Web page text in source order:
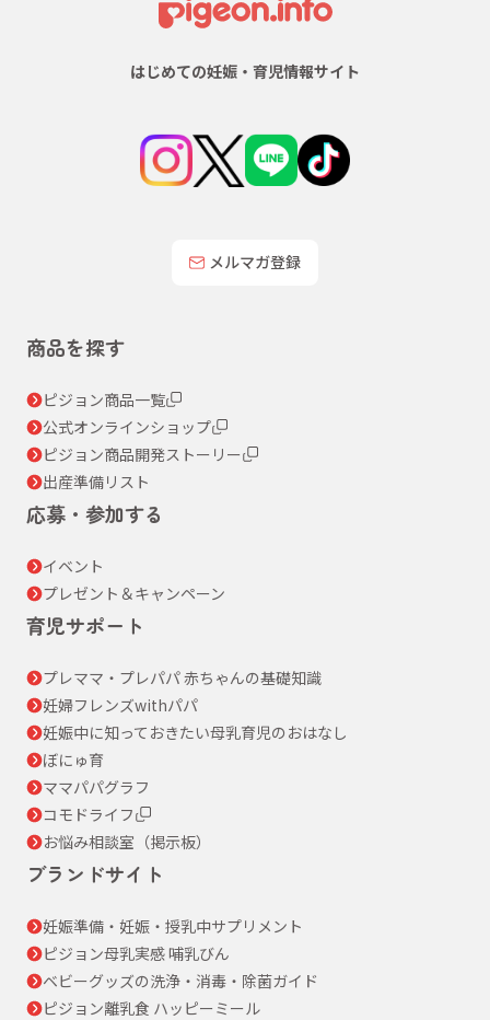
はじめての妊娠・育児情報サイト
メルマガ登録
商品を探す
ピジョン商品一覧
公式オンラインショップ
ピジョン商品開発ストーリー
出産準備リスト
応募・参加する
イベント
プレゼント＆キャンペーン
育児サポート
プレママ・プレパパ 赤ちゃんの基礎知識
妊婦フレンズwithパパ
妊娠中に知っておきたい母乳育児のおはなし
ぼにゅ育
ママパパグラフ
コモドライフ
お悩み相談室（掲示板）
ブランドサイト
妊娠準備・妊娠・授乳中サプリメント
ピジョン母乳実感 哺乳びん
ベビーグッズの洗浄・消毒・除菌ガイド
ピジョン離乳食 ハッピーミール